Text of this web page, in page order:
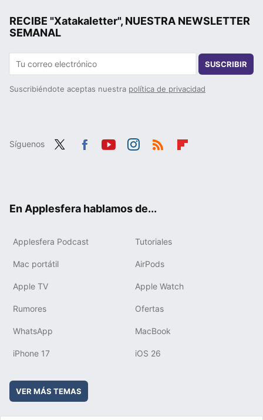
RECIBE "Xatakaletter", NUESTRA NEWSLETTER
SEMANAL
SUSCRIBIR
Suscribiéndote aceptas nuestra política de privacidad
Síguenos
En Applesfera hablamos de...
Applesfera Podcast Tutoriales
Mac portátil AirPods
Apple TV Apple Watch
Rumores Ofertas
WhatsApp MacBook
iPhone 17 iOS 26
VER MÁS TEMAS